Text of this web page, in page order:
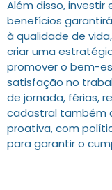
Além disso,
benefícios
à qualidade de
criar uma
promover o bem-
satisfação no
de jornada, férias,
cadastral também
proativa, com
para garantir o